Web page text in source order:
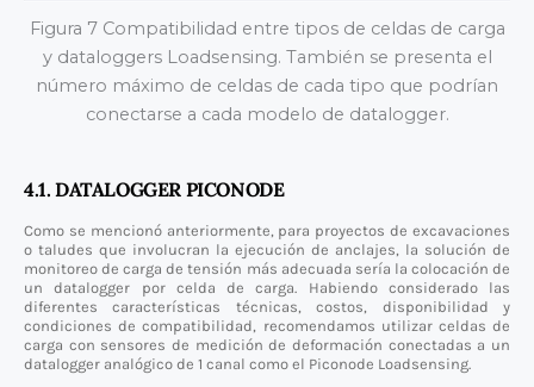
Figura 7 Compatibilidad entre tipos de celdas de carga
y dataloggers Loadsensing. También se presenta el
número máximo de celdas de cada tipo que podrían
conectarse a cada modelo de datalogger.
4.1. DATALOGGER PICONODE
Como se mencionó anteriormente, para proyectos de excavaciones
o taludes que involucran la ejecución de anclajes, la solución de
monitoreo de carga de tensión más adecuada sería la colocación de
un datalogger por celda de carga. Habiendo considerado las
diferentes características técnicas, costos, disponibilidad y
condiciones de compatibilidad, recomendamos utilizar celdas de
carga con sensores de medición de deformación conectadas a un
datalogger analógico de 1 canal como el Piconode Loadsensing.